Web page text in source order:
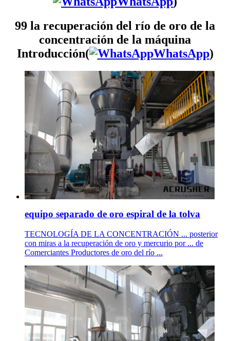
99 la recuperación del río de oro de la
concentración de la máquina
Introducción(
WhatsApp)
equipo separado de oro espiral de la tolva
TECNOLOGÍA DE LA CONCENTRACIÓN ... posterior
con miras a la recuperación de oro y mercurio por ... de
Comerciantes Productores de oro del río ...